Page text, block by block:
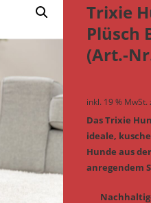
Trixie
Plüsch
(Art.-
inkl. 19 % MwSt.
Das Trixie
ideale,
Hunde aus
anregendem